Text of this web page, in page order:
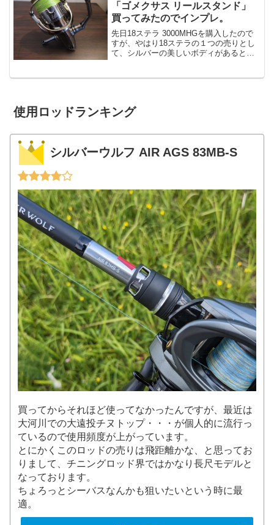
「ゴメクサス リールスタンド」
買ってみたのでインプレ。
先日18ステラ 3000MHGを購入したので
すが、やはり18ステラの１つの売りとし
て、シルバーの美しいボディがあると思
は傷が付くと致命的なので出来るだけガ
使用ロッドランキング
シルバーウルフ AIR AGS 83MB-S
買ってからそれほど使ってなかったんですが、最近は
大河川での大遠投チヌトップ・・・が個人的に流行っ
ているので使用頻度が上がっています。
とにかくこのロッドの売りは飛距離かな、と思ってお
りまして、チニングロッド界ではかなり長尺モデルと
なっております。
ちょろっとシーバスなんかも狙いたいという時に最
適。